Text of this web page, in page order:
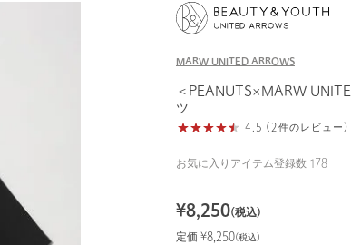
MARW UNITED ARROWS
＜PEANUTS×MARW
ツ
4.5 (2件のレビュー)
お気に入りアイテム登録数 178
¥8,250(税込)
定価 ¥8,250(税込)